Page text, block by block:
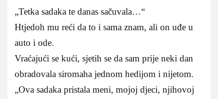
„Tetka sadaka te danas sačuvala…“
Htjedoh mu reći da to i sama znam, ali on uđe u
auto i ode.
Vraćajući se kući, sjetih se da sam prije neki dan
obradovala siromaha jednom hedijom i nijetom.
„Ova sadaka pristala meni, mojoj djeci, njihovoj